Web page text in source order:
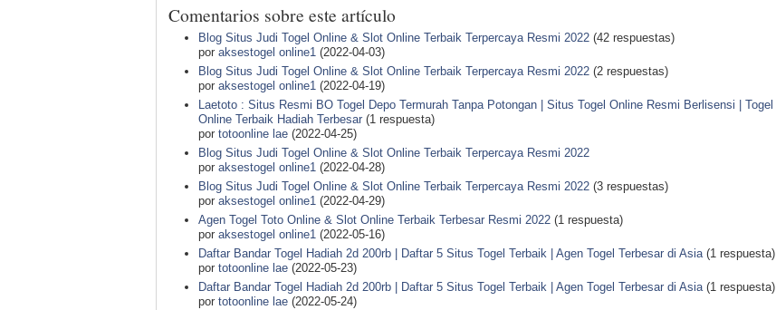
Comentarios sobre este artículo
Blog Situs Judi Togel Online & Slot Online Terbaik Terpercaya Resmi 2022(42 respuestas)
por aksestogel online1(2022-04-03)
Blog Situs Judi Togel Online & Slot Online Terbaik Terpercaya Resmi 2022(2 respuestas)
por aksestogel online1(2022-04-19)
Laetoto : Situs Resmi BO Togel Depo Termurah Tanpa Potongan | Situs Togel Online Resmi Berlisensi | Togel
Online Terbaik Hadiah Terbesar(1 respuesta)
por totoonline lae(2022-04-25)
Blog Situs Judi Togel Online & Slot Online Terbaik Terpercaya Resmi 2022
por aksestogel online1(2022-04-28)
Blog Situs Judi Togel Online & Slot Online Terbaik Terpercaya Resmi 2022(3 respuestas)
por aksestogel online1(2022-04-29)
Agen Togel Toto Online & Slot Online Terbaik Terbesar Resmi 2022(1 respuesta)
por aksestogel online1(2022-05-16)
Daftar Bandar Togel Hadiah 2d 200rb | Daftar 5 Situs Togel Terbaik | Agen Togel Terbesar di Asia(1 respuesta)
por totoonline lae(2022-05-23)
Daftar Bandar Togel Hadiah 2d 200rb | Daftar 5 Situs Togel Terbaik | Agen Togel Terbesar di Asia(1 respuesta)
por totoonline lae(2022-05-24)